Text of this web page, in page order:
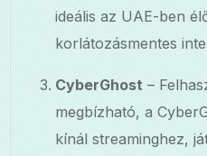
ideális az UAE-ben
korlátozásmentes
CyberGhost –
megbízható, a
kínál streaminghez,